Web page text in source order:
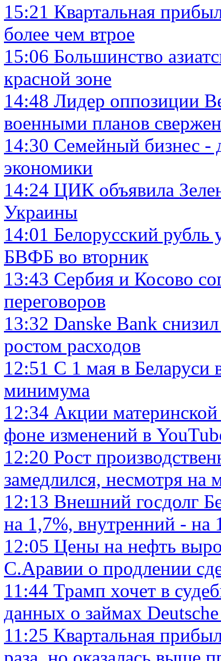
15:21 Квартальная
более чем втрое
15:06 Большинство
красной зоне
14:48 Лидер оппозиции
военными планов
14:30 Семейный бизнес -
экономики
14:24 ЦИК объявила
Украины
14:01 Белорусский рубль
БВФБ во вторник
13:43 Сербия и Косово
переговоров
13:32 Danske Bank
ростом расходов
12:51 С 1 мая в Беларуси
минимума
12:34 Акции
фоне изменений в
12:20 Рост
замедлился, несмотря на
12:13 Внешний госдолг
на 1,7%, внутренний - на
12:05 Цены на нефть
С.Аравии о продлении
11:44 Трамп хочет в
данных о займах
11:25 Квартальная